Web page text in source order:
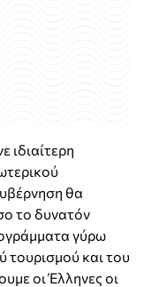
ιδιαίτερη
θα
το δυνατόν
γύρω
τουρισμού και του
οι Έλληνες οι